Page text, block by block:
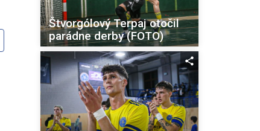
Štvorgólový Terpaj otočil
parádne derby (FOTO)